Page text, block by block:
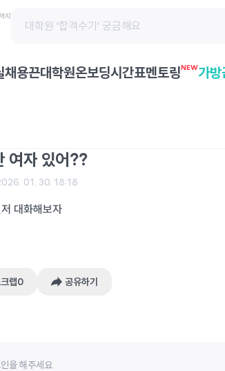
채용끈대학원온보딩시간표멘토링NEW가방
여자 있어??
01. 30. 18:18
대화해보자
랩0 공유하기